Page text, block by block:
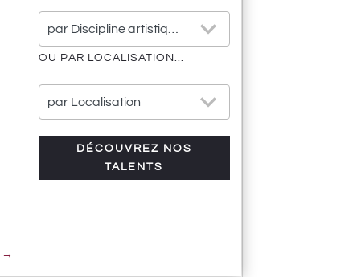
→
par Discipline artistique
results
available
OU PAR LOCALISATION...
par Localisation
results
available
DÉCOUVREZ NOS
TALENTS